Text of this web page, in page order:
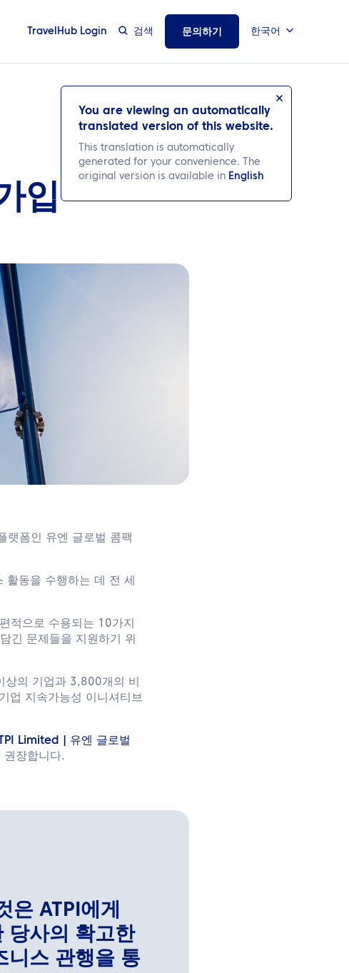
TravelHub Login 검색 문의하기 한국어
You are viewing an automatically
translated version of this website.
This translation is automatically
generated for your convenience. The
original version is available in English
입
랫폼인 유엔 글로벌 콤팩
동을 수행하는 데 전 세
적으로 수용되는 10가지
긴 문제들을 지원하기 위
의 기업과 3,800개의 비
업 지속가능성 이니셔티브
Limited | 유엔 글로벌
권장합니다.
ATPI에게
당사의 확고한
니스 관행을 통